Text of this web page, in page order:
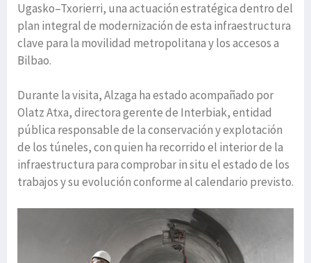
Ugasko–Txorierri, una actuación estratégica dentro del
plan integral de modernización de esta infraestructura
clave para la movilidad metropolitana y los accesos a
Bilbao.
Durante la visita, Alzaga ha estado acompañado por
Olatz Atxa, directora gerente de Interbiak, entidad
pública responsable de la conservación y explotación
de los túneles, con quien ha recorrido el interior de la
infraestructura para comprobar in situ el estado de los
trabajos y su evolución conforme al calendario previsto.